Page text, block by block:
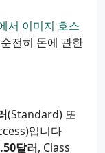
서 이미지 호스
전히 돈에 관한
(Standard) 또
입니다
달러, Class